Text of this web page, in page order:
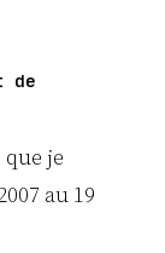
de
que je
au 19